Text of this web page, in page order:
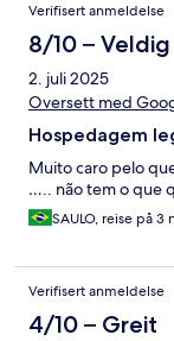
Verifisert anmeldelse
8/10 –
2. juli 2025
Oversett med
Hospedagem
Muito caro pelo
….. não tem o que
SAULO, reise på 3
Verifisert anmeldelse
4/10 – Greit